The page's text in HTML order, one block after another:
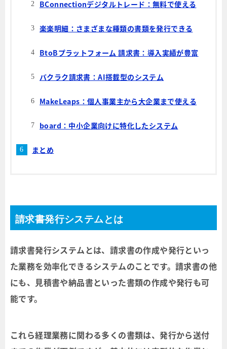
BConnectionデジタルトレード：無料で使える
楽楽明細：さまざまな種類の書類を発行できる
BtoBプラットフォーム 請求書：導入実績が豊富
バクラク請求書：AI搭載型のシステム
MakeLeaps：個人事業主から大企業まで使える
board：中小企業向けに特化したシステム
まとめ
請求書発行システムとは
請求書発行システムとは、請求書の作成や発行といっ
た業務を効率化できるシステムのことです。請求書の他
にも、見積書や納品書といった書類の作成や発行も可
能です。
これら経理業務に関わる多くの書類は、発行から送付